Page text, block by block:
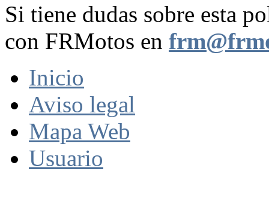
Si tiene dudas sobre esta
con FRMotos en
Inicio
Aviso legal
Mapa Web
Usuario